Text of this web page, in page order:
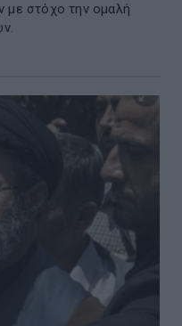
με στόχο την ομαλή